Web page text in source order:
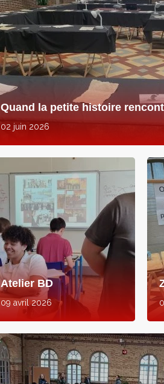
Quand la petite histoire
02 juin 2026
Atelier BD
09 avril 2026